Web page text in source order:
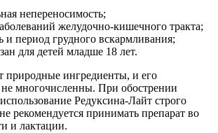
непереносимость;
желудочно-кишечного тракта;
и период грудного вскармливания;
для детей младше 18 лет.
природные ингредиенты, и его
не многочисленны. При обострении
Редуксина-Лайт строго
рекомендуется принимать препарат во
и лактации.